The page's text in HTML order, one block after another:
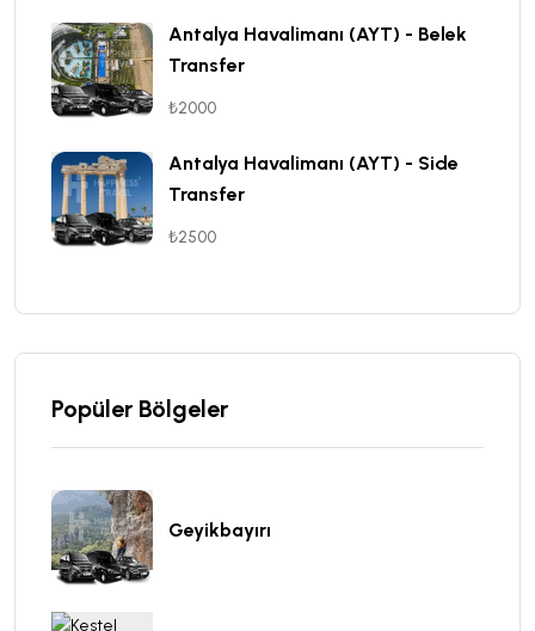
Antalya Havalimanı (AYT) - Belek
Transfer
₺2000
Antalya Havalimanı (AYT) - Side
Transfer
₺2500
Popüler Bölgeler
Geyikbayırı